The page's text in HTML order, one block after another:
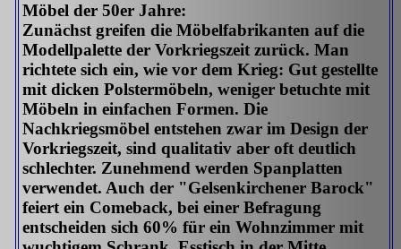
Möbel der 50er Jahre:
Zunächst greifen die Möbelfabrikanten auf die
Modellpalette der Vorkriegszeit zurück. Man
richtete sich ein, wie vor dem Krieg: Gut gestellte
mit dicken Polstermöbeln, weniger betuchte mit
Möbeln in einfachen Formen. Die
Nachkriegsmöbel entstehen zwar im Design der
Vorkriegszeit, sind qualitativ aber oft deutlich
schlechter. Zunehmend werden Spanplatten
verwendet. Auch der "Gelsenkirchener Barock"
feiert ein Comeback, bei einer Befragung
entscheiden sich 60% für ein Wohnzimmer mit